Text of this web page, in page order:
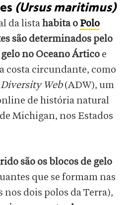
(Ursus maritimus)
da listahabita o Polo
são determinados pelo
no Oceano Ártico e
costa circundante, como
Web(ADW), um
de história natural
Michigan, nos Estados
são os blocos de gelo
que se formam nas
nos dois polos da Terra),